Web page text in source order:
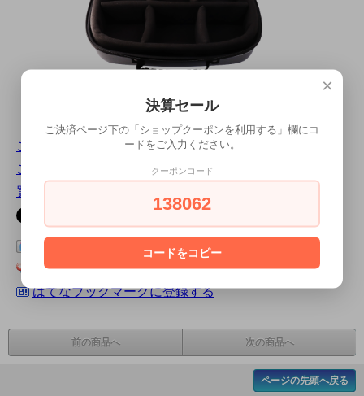
この商品について問い合わせる
この商品を友達に教える
買い物を続ける
この商品をログピでつぶやく
Yahoo!ブックマークに登録する
はてなブックマークに登録する
前の商品へ 次の商品へ
ページの先頭へ戻る
×
決算セール
ご決済ページ下の「ショップクーポンを利用する」欄にコ
ードをご入力ください。
クーポンコード
138062
コードをコピー